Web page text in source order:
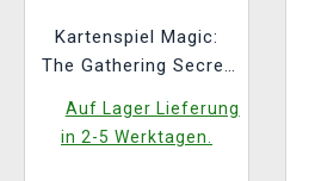
Kartenspiel Magic:
The Gathering Secret
(ENGLISCHE
VERSION)
Auf Lager Lieferung
in 2-5 Werktagen.